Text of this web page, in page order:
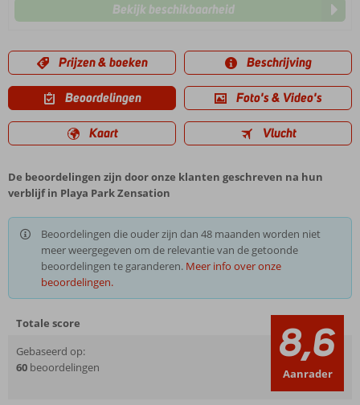
Bekijk beschikbaarheid
Prijzen & boeken Beschrijving
Beoordelingen Foto's & Video's
Kaart Vlucht
De beoordelingen zijn door onze klanten geschreven na hun
verblijf in Playa Park Zensation
Beoordelingen die ouder zijn dan 48 maanden worden niet
meer weergegeven om de relevantie van de getoonde
beoordelingen te garanderen. Meer info over onze
beoordelingen.
Totale score
Gebaseerd op:
60 beoordelingen 8,6
Aanrader